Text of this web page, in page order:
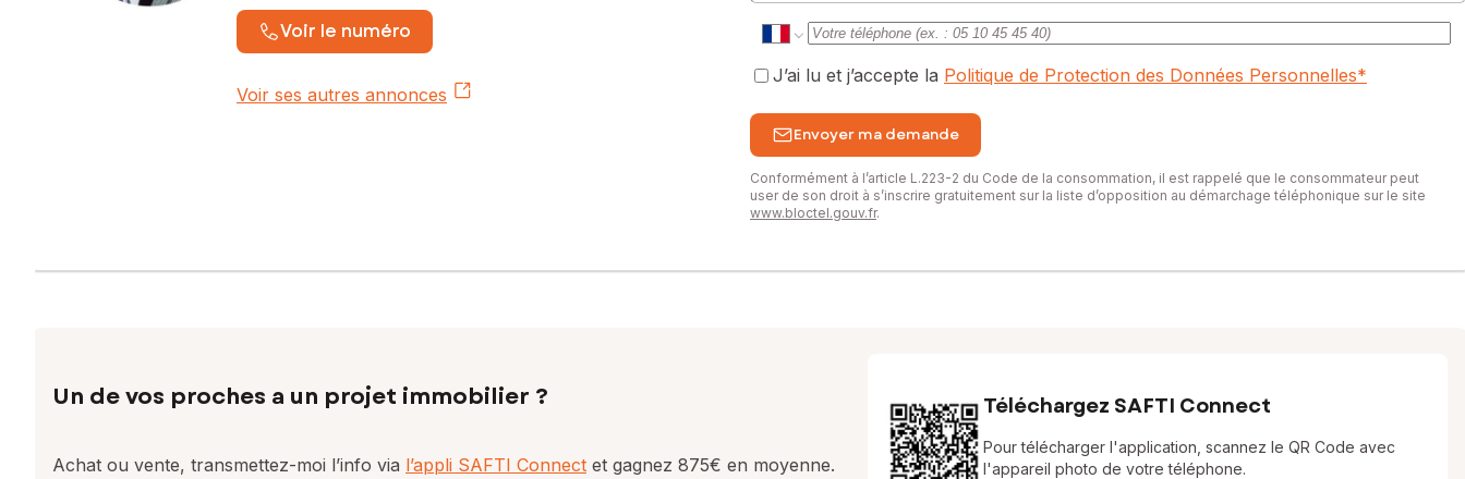
Voir le numéro
Voir ses autres annonces
J’ai lu et j’accepte la Politique de Protection des Données Personnelles*
Envoyer ma demande
Conformément à l’article L.223-2 du Code de la consommation, il est rappelé que le consommateur peut
user de son droit à s’inscrire gratuitement sur la liste d’opposition au démarchage téléphonique sur le site
www.bloctel.gouv.fr.
Un de vos proches a un projet immobilier ?
Achat ou vente, transmettez-moi l’info via l’appli SAFTI Connect et gagnez 875€ en moyenne.
Téléchargez SAFTI Connect
Pour télécharger l'application, scannez le QR Code avec
l'appareil photo de votre téléphone.